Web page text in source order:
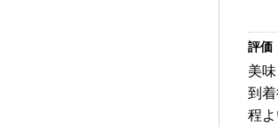
美
到
程